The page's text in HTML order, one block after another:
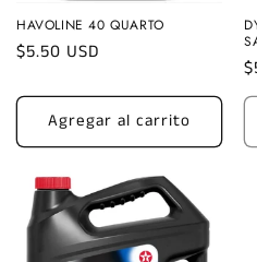
HAVOLINE 40 QUARTO
Precio
$5.50 USD
Agregar al carrito